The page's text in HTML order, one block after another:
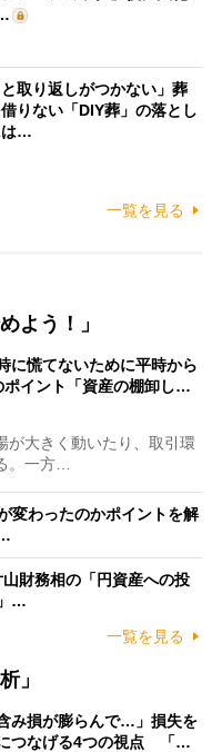
と取り返しがつかない」葬
りない「DIY葬」の落とし
…
一覧を見る
よう！」
に慌てないために平時から
ポイント「資産の棚卸し…
大きく動いたり、取引環
。一方…
変わったのかポイントを解
財務相の「円資産への投
…
一覧を見る
」
み損が膨らんで…」損失を
つなげる4つの視点 「…